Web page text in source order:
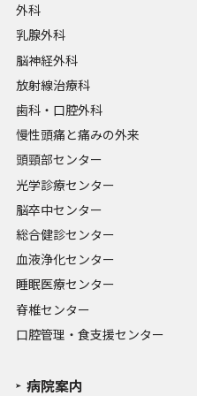
外科
乳腺外科
脳神経外科
放射線治療科
歯科・口腔外科
慢性頭痛と痛みの外来
頭頸部センター
光学診療センター
脳卒中センター
総合健診センター
血液浄化センター
睡眠医療センター
脊椎センター
口腔管理・食支援センター
病院案内